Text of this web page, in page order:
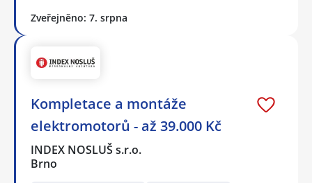
Zveřejněno: 7. srpna
Kompletace a montáže
elektromotorů - až 39.000 Kč
INDEX NOSLUŠ s.r.o.
Brno